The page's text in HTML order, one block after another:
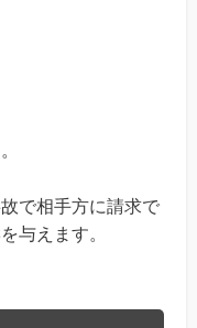
で相手方に請求で
与えます。